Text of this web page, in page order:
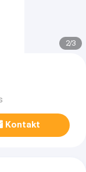
2/3
Kontakt